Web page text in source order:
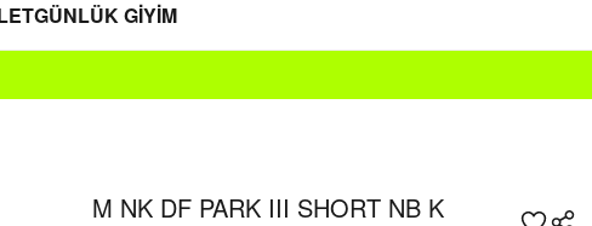
GÜNLÜK GİYİM
M NK DF PARK III SHORT NB K